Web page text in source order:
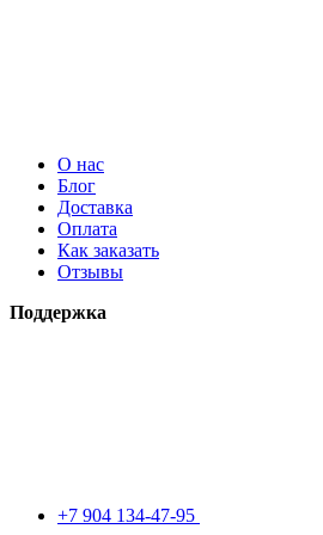
О нас
Блог
Доставка
Оплата
Как заказать
Отзывы
Поддержка
+7 904 134-47-95